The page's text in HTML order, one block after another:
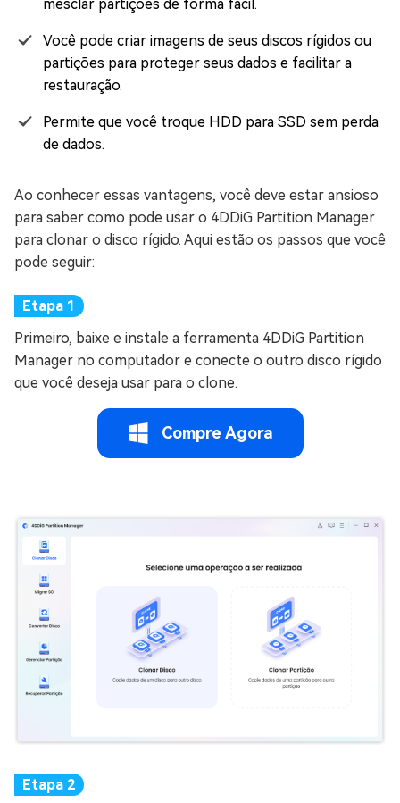
mesclar partições de forma fácil.
Você pode criar imagens de seus discos rígidos ou
partições para proteger seus dados e facilitar a
restauração.
Permite que você troque HDD para SSD sem perda
de dados.
Ao conhecer essas vantagens, você deve estar ansioso
para saber como pode usar o 4DDiG Partition Manager
para clonar o disco rígido. Aqui estão os passos que você
pode seguir:
Primeiro, baixe e instale a ferramenta 4DDiG Partition
Manager no computador e conecte o outro disco rígido
que você deseja usar para o clone.
Compre Agora